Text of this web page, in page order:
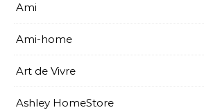
Ami
Ami-home
Art de Vivre
Ashley HomeStore